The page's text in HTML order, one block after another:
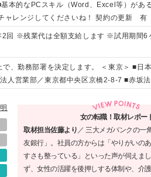
本的なPCスキル（Word、Excel等）があ
ャレンジしてくださいね！ 契約の更新 有
達する月の月末までとする）
2回 ※残業代は全額支給します ※試用期間6
、勤務部署を決定します。 ＜東京＞ ■日
人営業部／東京都中央区京橋2-8-7 ■赤坂
)上記を除く当社関連勤務地
女の転職！取材レポー
取材担当佐藤より ／ 三大メガバンクの一
友銀行」。社員の方からは「やりがいの
すさも整っている」といった声が伺えま
ず、女性の活躍を後押しする体制や、介